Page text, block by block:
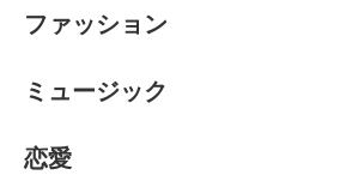
ファッション
ミュージック
恋愛